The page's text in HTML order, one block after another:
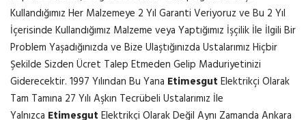
Kullandığımız Her Malzemeye 2 Yıl Garanti Veriyoruz ve Bu 2 Yıl
İçerisinde Kullandığımız Malzeme veya Yaptığımız İşçilik İle İlgili Bir
Problem Yaşadığınızda ve Bize Ulaştığınızda Ustalarımız Hiçbir
Şekilde Sizden Ücret Talep Etmeden Gelip Maduriyetinizi
Giderecektir. 1997 Yılından Bu Yana Etimesgut Elektrikçi Olarak
Tam Tamına 27 Yılı Aşkın Tecrübeli Ustalarımız İle
Yalnızca Etimesgut Elektrikçi Olarak Değil Aynı Zamanda Ankara